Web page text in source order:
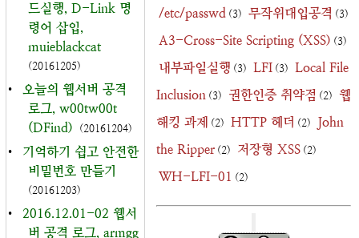
드실행, D-Link 명
령어 삽입,
muieblackcat
(20161205)
•
오늘의 웹서버 공격
로그, w00tw00t
(DFind)
(20161204)
•
기억하기 쉽고 안전한
비밀번호 만들기
(20161203)
•
2016.12.01-02 웹서
버 공격 로그, armgg
/etc/passwd (3) 무작위대입공격 (3)
A3-Cross-Site Scripting (XSS) (3)
내부파일실행 (3) LFI (3) Local File
Inclusion (3) 권한인증 취약점 (2)
웹
해킹 과제 (2) HTTP 헤더 (2)
John
the Ripper (2) 저장형 XSS (2)
WH-LFI-01 (2)